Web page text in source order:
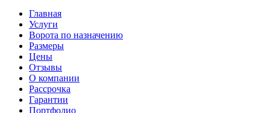
Главная
Услуги
Ворота по назначению
Размеры
Цены
Отзывы
О компании
Рассрочка
Гарантии
Портфолио